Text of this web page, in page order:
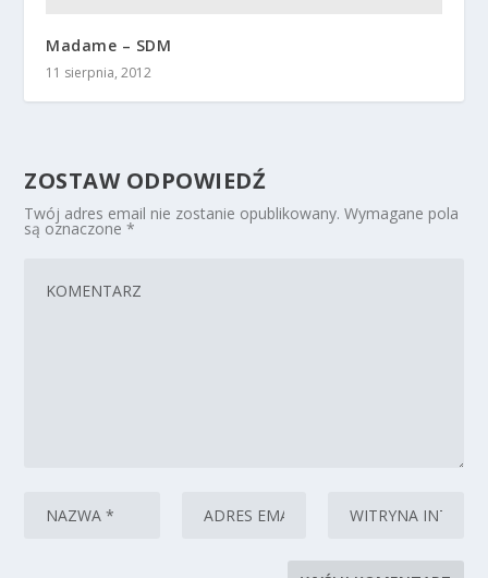
Madame – SDM
11 sierpnia, 2012
ZOSTAW ODPOWIEDŹ
Twój adres email nie zostanie opublikowany. Wymagane pola
są oznaczone*